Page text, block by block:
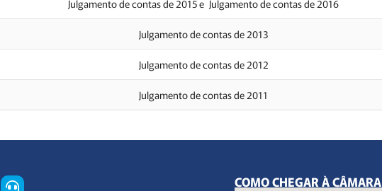
Julgamento de contas de 2015 e Julgamento de contas de 2016
Julgamento de contas de 2013
Julgamento de contas de 2012
Julgamento de contas de 2011
COMO CHEGAR À CÂMARA